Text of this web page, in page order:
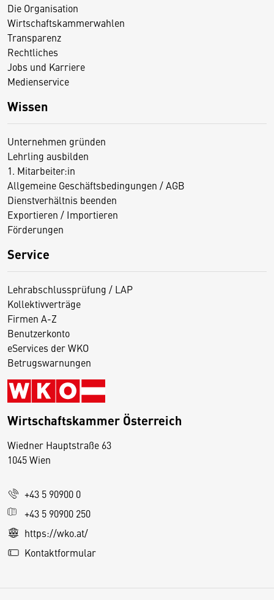
Die Organisation
Wirtschaftskammerwahlen
Transparenz
Rechtliches
Jobs und Karriere
Medienservice
Wissen
Unternehmen gründen
Lehrling ausbilden
1. Mitarbeiter:in
Allgemeine Geschäftsbedingungen / AGB
Dienstverhältnis beenden
Exportieren / Importieren
Förderungen
Service
Lehrabschlussprüfung / LAP
Kollektivverträge
Firmen A-Z
Benutzerkonto
eServices der WKO
Betrugswarnungen
Wirtschaftskammer Österreich
Wiedner Hauptstraße 63
1045 Wien
+43 5 90900 0
+43 5 90900 250
https://wko.at/
Kontaktformular
D
s
e
S
e